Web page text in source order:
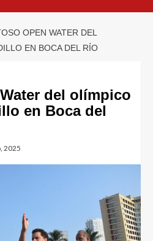
OPEN WATER DEL
EN BOCA DEL RÍO
del olímpico
en Boca del
2025